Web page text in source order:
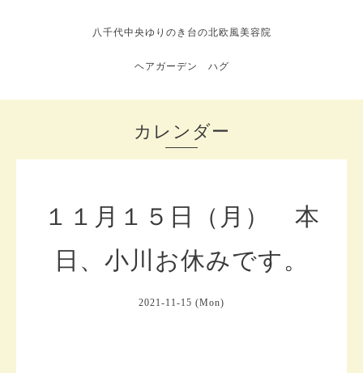
八千代中央ゆりのき台の北欧風美容院
ヘアガーデン ハグ
カレンダー
１１月１５日（月） 本
日、小川お休みです。
2021-11-15 (Mon)